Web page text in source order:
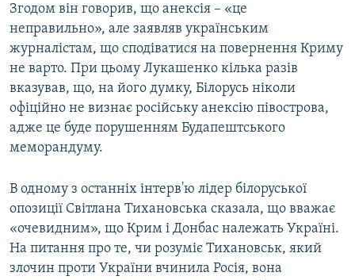
Згодом він говорив, що анексія – «це
неправильно», але заявляв українським
журналістам, що сподіватися на повернення Криму
не варто. При цьому Лукашенко кілька разів
вказував, що, на його думку, Білорусь ніколи
офіційно не визнає російську анексію півострова,
адже це буде порушенням Будапештського
меморандуму.
В одному з останніх інтерв'ю лідер білоруської
опозиції Світлана Тихановська сказала, що вважає
«очевидним», що Крим і Донбас належать Україні.
На питання про те, чи розуміє Тихановськ, який
злочин проти України вчинила Росія, вона